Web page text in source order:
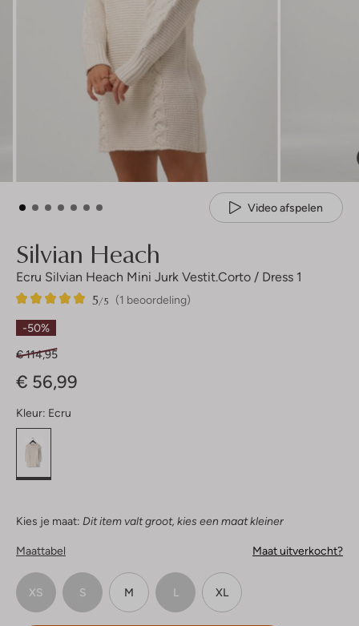
Video afspelen
Silvian Heach
Ecru Silvian Heach Mini Jurk Vestit.corto / Dress 1
(1 beoordeling)
5/5
1
5
Sterren
-50%
€ 114,95
€ 56,99
Kleur: Ecru
Kies je maat: Dit item valt groot, kies een maat kleiner
Maattabel Maat uitverkocht?
XS S M L XL